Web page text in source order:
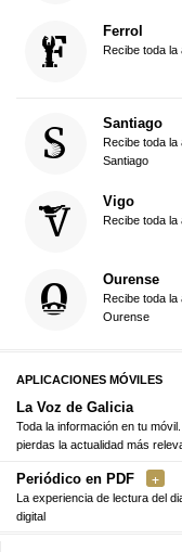
Ferrol
Recibe toda
Santiago
Recibe toda la
Santiago
Vigo
Recibe toda la
Ourense
Recibe toda la
Ourense
APLICACIONES MÓVILES
La Voz de Galicia
Toda la información en tu
pierdas la actualidad más
Periódico en PDF
La experiencia de lectura del
digital